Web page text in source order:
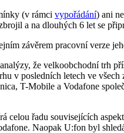
(v rámci vypořádání) ani
a na dlouhých 6 let se
závěrem pracovní verze
že velkoobchodní trh
v posledních letech ve
T-Mobile a Vodafone
celou řadu souvisejících
Naopak U:fon byl